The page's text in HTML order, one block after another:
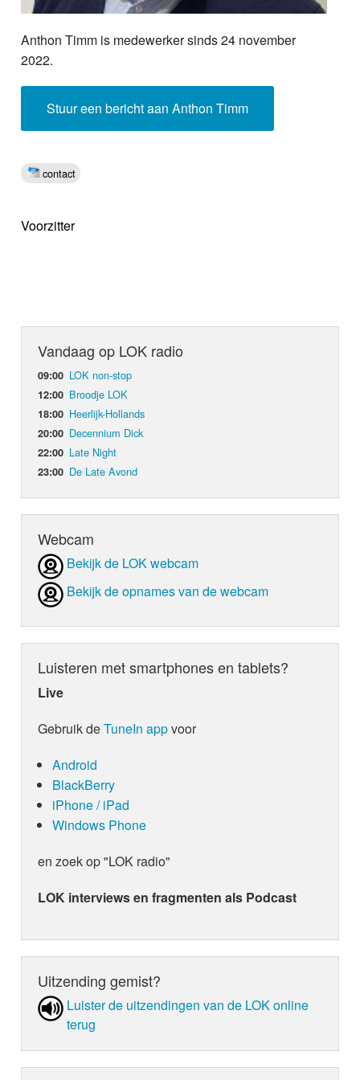
Anthon Timm is medewerker sinds 24 november
2022.
Stuur een bericht aan Anthon Timm
contact
Voorzitter
Vandaag op LOK radio
09:00 LOK non-stop
12:00 Broodje LOK
18:00 Heerlijk-Hollands
20:00 Decennium Dick
22:00 Late Night
23:00 De Late Avond
Webcam
Bekijk de LOK webcam
Bekijk de opnames van de webcam
Luisteren met smartphones en tablets?
Live
Gebruik deTuneIn appvoor
Android
BlackBerry
iPhone / iPad
Windows Phone
en zoek op "LOK radio"
LOK interviews en fragmenten als Podcast
Uitzending gemist?
Luister de uit­zen­din­gen van de LOK online
terug